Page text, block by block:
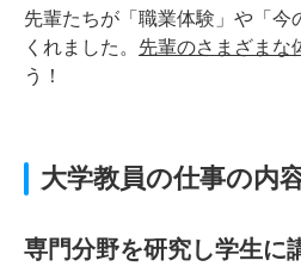
先輩たちが「職業体験」や「今
くれました。 先輩のさまざまな
う！
大学教員の仕事の内
専門分野を研究し学生に